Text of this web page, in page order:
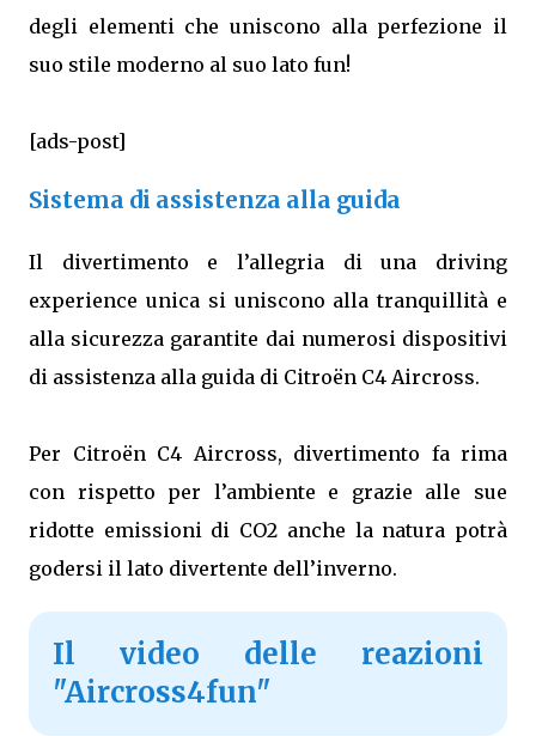
degli elementi che uniscono alla perfezione il
suo stile moderno al suo lato fun!
[ads-post]
Sistema di assistenza alla guida
Il divertimento e l’allegria di una driving
experience unica si uniscono alla tranquillità e
alla sicurezza garantite dai numerosi dispositivi
di assistenza alla guida di Citroën C4 Aircross.
Per Citroën C4 Aircross, divertimento fa rima
con rispetto per l’ambiente e grazie alle sue
ridotte emissioni di CO2 anche la natura potrà
godersi il lato divertente dell’inverno.
Il video delle reazioni
"Aircross4fun"